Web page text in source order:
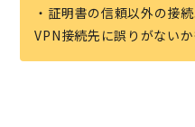
・証明書の信頼以外の接
VPN接続先に誤りがないか